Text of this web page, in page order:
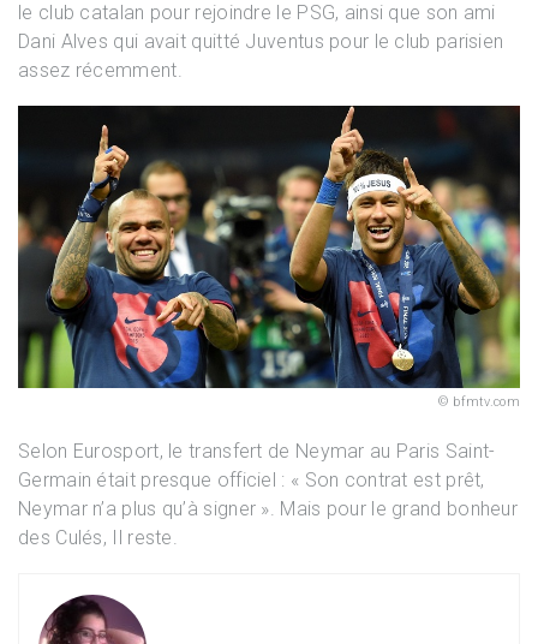
le club catalan pour rejoindre le PSG, ainsi que son ami
Dani Alves qui avait quitté Juventus pour le club parisien
assez récemment.
bfmtv.com
Selon Eurosport, le transfert de Neymar au Paris Saint-
Germain était presque officiel : « Son contrat est prêt,
Neymar n’a plus qu’à signer ». Mais pour le grand bonheur
des Culés, Il reste.